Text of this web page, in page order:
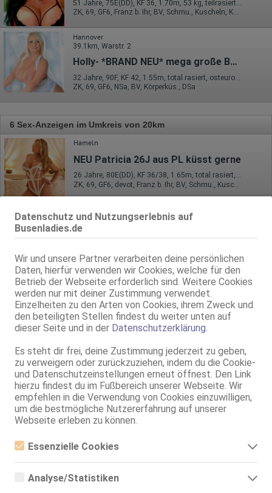
Datenschutz und Nutzungserlebnis auf
Busenladies.de
Wir und unsere Partner verarbeiten deine persönlichen
Daten, hierfür verwenden wir Cookies, welche für den
Betrieb der Webseite erforderlich sind. Weitere Cookies
werden nur mit deiner Zustimmung verwendet.
Einzelheiten zu den Arten von Cookies, ihrem Zweck und
den beteiligten Stellen findest du weiter unten auf
dieser Seite und in der Datenschutzerklärung.
Es steht dir frei, deine Zustimmung jederzeit zu geben,
zu verweigern oder zurückzuziehen, indem du die Cookie-
und Datenschutzeinstellungen erneut öffnest. Den Link
hierzu findest du im Fußbereich unserer Webseite. Wir
empfehlen in die Verwendung von Cookies einzuwilligen,
um die bestmögliche Nutzererfahrung auf unserer
Webseite erleben zu können.
Essenzielle Cookies
Essenzielle Cookies sind alle notwendigen Cookies, die für den
ermöglicht werden. Die Webseite kann ohne diese Cookies nicht
Analyse/Statistiken
ZK, 69, GF6, Franz b. Ihr, BV, Schmu., Kuscheln, Körperküs.
Hannover
39.1km, Warstr. 2
Holly- *BRAND NEU* mega große Busen/natur - GANZ NEU*
32 Jahre, 90F, KF 42, 1.55m, total rasiert, osteuropäisch
ZK, 69, GF6, NSa, BV, Körperküs., DSa
6 Sex-Anzeigen im Umkreis von 20km
Hameln
NEU Patricia 26J aus PL küsst gerne
26 Jahre, 80E(DD), KF 36/38, 1.65m, total rasiert, osteuropäisch
Aicha
Hameln
1.0km, Königstr. 14
ASIA LINZI * Top Erotikmassage *
80D, KF 36/38, 1.55m, behaart, asiatisch
Hameln VIDEO
Diana - Neu in der Stadt
37 Jahre, 75D, KF 36, 1.65m, total rasiert, osteuropäisch
69, GF6, Franz b. Ihr, Schmu., Kuscheln, Mast., FE
Bad Pyrmont
63 Jahre, 90D, KF 42, 1.77m, behaart, deutsch
Kirchbrak